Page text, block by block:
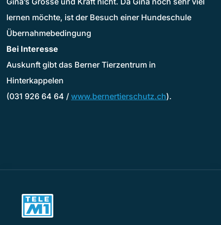
lernen möchte, ist der Besuch einer Hundeschule
Übernahmebedingung
Bei Interesse
Auskunft gibt das Berner Tierzentrum in
Hinterkappelen
(031 926 64 64 / www.bernertierschutz.ch).